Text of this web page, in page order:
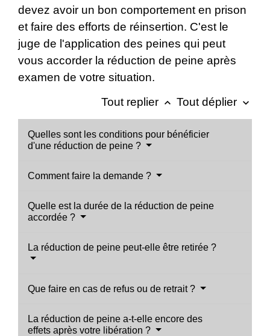
devez avoir un bon comportement en prison
et faire des efforts de réinsertion. C'est le
juge de l'application des peines qui peut
vous accorder la réduction de peine après
examen de votre situation.
Tout replier keyboard_arrow_up Tout déplier keyboard_arrow_down
Quelles sont les conditions pour bénéficier
d'une réduction de peine ?
Comment faire la demande ?
Quelle est la durée de la réduction de peine
accordée ?
La réduction de peine peut-elle être retirée ?
Que faire en cas de refus ou de retrait ?
La réduction de peine a-t-elle encore des
effets après votre libération ?